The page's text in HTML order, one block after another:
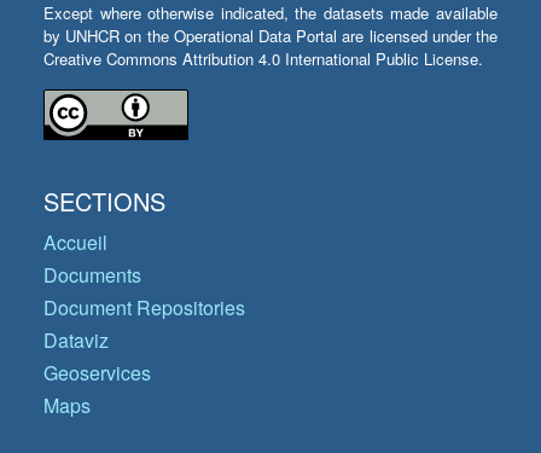
Except where otherwise indicated, the datasets made available
by UNHCR on the Operational Data Portal are licensed under the
Creative Commons Attribution 4.0 International Public License.
SECTIONS
Accueil
Documents
Document Repositories
Dataviz
Geoservices
Maps